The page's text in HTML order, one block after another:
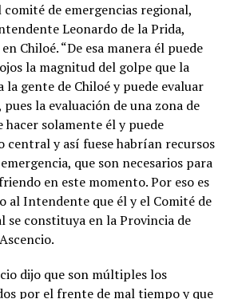
de emergencias regional,
Leonardo de la Prida,
Chiloé. “De esa manera él puede
la magnitud del golpe que la
la gente de Chiloé y puede evaluar
la evaluación de una zona de
hacer solamente él y puede
y así fuese habrían recursos
que son necesarios para
en este momento. Por eso es
al Intendente que él y el Comité de
se constituya en la Provincia de
dijo que son múltiples los
por el frente de mal tiempo y que